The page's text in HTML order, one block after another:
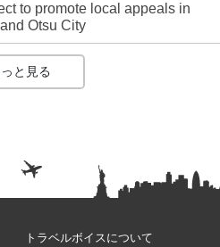
to promote local appeals in
Otsu City
と見る
トラベルボイスについて